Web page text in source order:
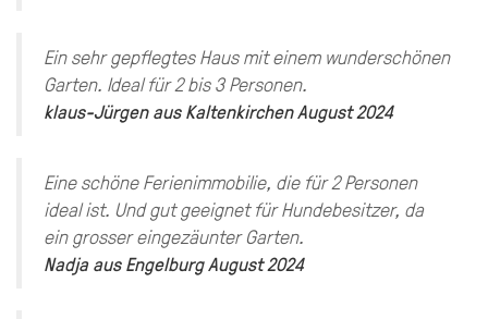
Ein sehr gepflegtes Haus mit einem wunderschönen
Garten. Ideal für 2 bis 3 Personen.
klaus-JürgenausKaltenkirchenAugust 2024
Eine schöne Ferienimmobilie, die für 2 Personen
ideal ist. Und gut geeignet für Hundebesitzer, da
ein grosser eingezäunter Garten.
NadjaausEngelburgAugust 2024